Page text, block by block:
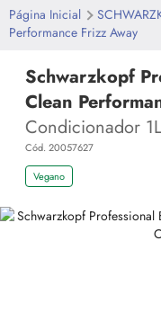
Página Inicial
Performance Frizz Away
Schwarzkopf
Clean
Condicionador 1L
Cód. 20057627
Vegano